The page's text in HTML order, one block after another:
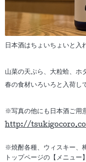
日本酒はちょいちょいと入
山菜の天ぷら、大粒蛤、ホ
春の食材いろいろと入荷し
※写真の他にも日本酒ご用
http://
※焼酎各種、ウィスキー、
トップページの【メニュ